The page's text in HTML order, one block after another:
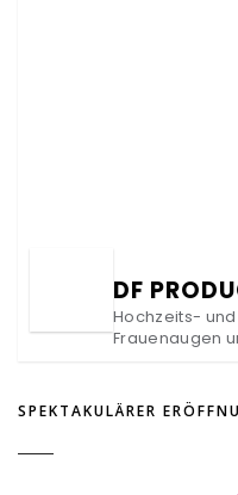
DF
Hochzeits-
Frauenaugen
SPEKTAKULÄRER